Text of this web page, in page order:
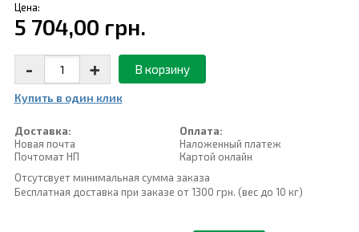
Цена:
5 704,00 грн.
- + В корзину
Купить в один клик
Доставка:
Новая почта
Почтомат НП
Оплата:
Наложенный платеж
Картой онлайн
Отсутсвует минимальная сумма заказа
Бесплатная доставка при заказе от 1300 грн. (вес до 10 кг)